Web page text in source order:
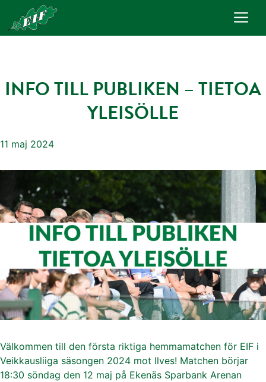
innehåll
INFO TILL PUBLIKEN – TIETOA
YLEISÖLLE
11 maj 2024
Välkommen till den första riktiga hemmamatchen för EIF i
Veikkausliiga säsongen 2024 mot Ilves! Matchen börjar
18:30 söndag den 12 maj på Ekenäs Sparbank Arenan